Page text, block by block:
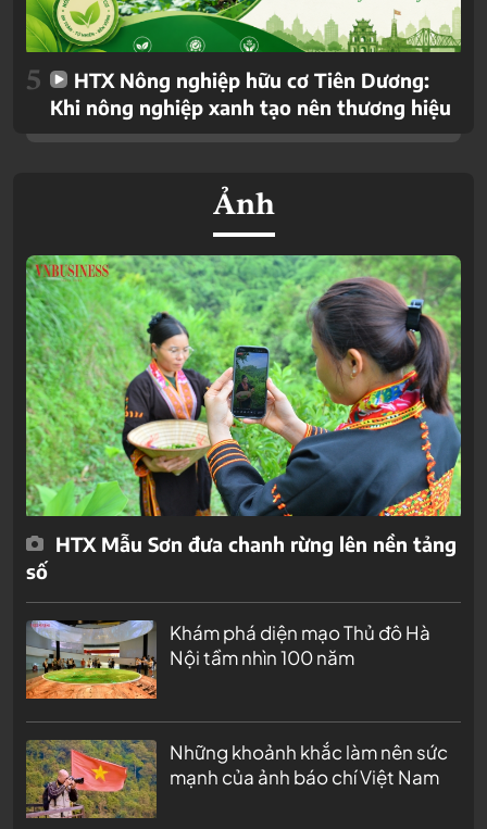
5
HTX Nông nghiệp hữu cơ Tiên Dương:
Khi nông nghiệp xanh tạo nên thương hiệu
Ảnh
HTX Mẫu Sơn đưa chanh rừng lên nền tảng
số
Khám phá diện mạo Thủ đô Hà
Nội tầm nhìn 100 năm
Những khoảnh khắc làm nên sức
mạnh của ảnh báo chí Việt Nam